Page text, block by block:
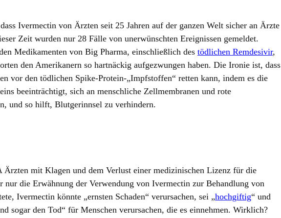
Ivermectin von Ärzten seit 25 Jahren auf der ganzen Welt sicher an Ärzte
Zeit wurden nur 28 Fälle von unerwünschten Ereignissen gemeldet.
Medikamenten von Big Pharma, einschließlich des tödlichen Remdesivir,
den Amerikanern so hartnäckig aufgezwungen haben. Die Ironie ist, dass
vor den tödlichen Spike-Protein-„Impfstoffen“ retten kann, indem es die
beeinträchtigt, sich an menschliche Zellmembranen und rote
und so hilft, Blutgerinnsel zu verhindern.
Ärzten mit Klagen und dem Verlust einer medizinischen Lizenz für die
nur die Erwähnung der Verwendung von Ivermectin zur Behandlung von
Ivermectin könnte „ernsten Schaden“ verursachen, sei „hochgiftig“ und
sogar den Tod“ für Menschen verursachen, die es einnehmen. Wirklich?